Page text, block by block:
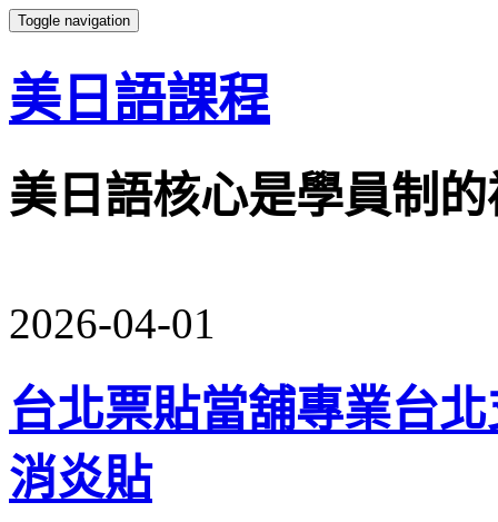
Toggle navigation
美日語課程
美日語核心是學員制
2026-04-01
台北票貼當舖專業台
消炎貼